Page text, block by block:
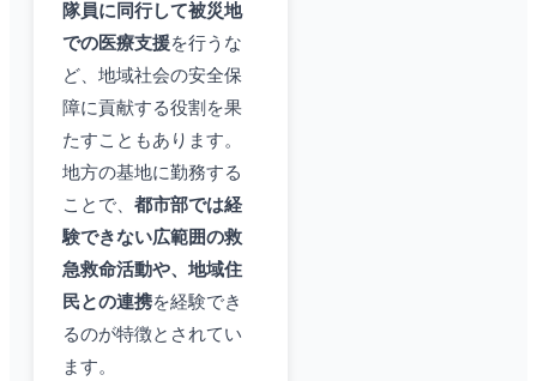
隊員に同行して被災地
での医療支援を行うな
ど、地域社会の安全保
障に貢献する役割を果
たすこともあります。
地方の基地に勤務する
ことで、 都市部では経
験できない広範囲の救
急救命活動や、地域住
民との連携を経験でき
るのが特徴とされてい
ます。